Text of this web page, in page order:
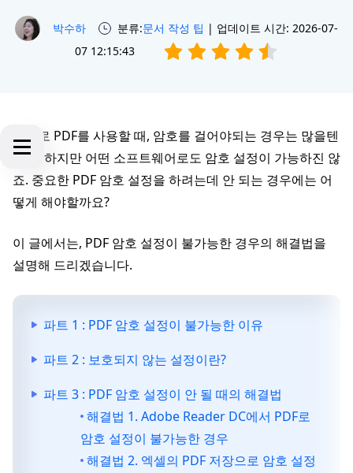
박수하 분류:문서 작성 팁 | 업데이트 시간: 2026-07-
07 12:15:43
업무로 PDF를 사용할 때, 암호를 걸어야되는 경우는 많을텐
데요. 하지만 어떤 소프트웨어로도 암호 설정이 가능하진 않
죠. 중요한 PDF 암호 설정을 하려는데 안 되는 경우에는 어
떻게 해야할까요?
이 글에서는, PDF 암호 설정이 불가능한 경우의 해결법을
설명해 드리겠습니다.
파트 1 : PDF 암호 설정이 불가능한 이유
파트 2 : 보호되지 않는 설정이란?
파트 3 : PDF 암호 설정이 안 될 때의 해결법
해결법 1. Adobe Reader DC에서 PDF로
암호 설정이 불가능한 경우
해결법 2. 엑셀의 PDF 저장으로 암호 설정